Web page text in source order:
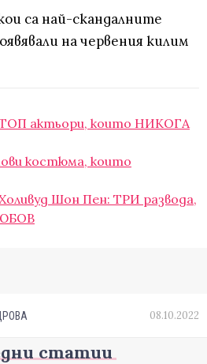
са най-скандалните
на червения килим
ТОП актьори, които НИКОГА
костюма, които
Шон Пен: ТРИ развода,
08.10.2022
статии